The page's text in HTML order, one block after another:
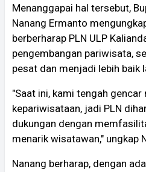
Menanggapai hal tersebut,
Nanang Ermanto
berberharap PLN ULP
pengembangan pariwisata,
pesat dan menjadi lebih baik
"Saat ini, kami tengah
kepariwisataan, jadi PLN
dukungan dengan
menarik wisatawan," ungkap
Nanang berharap, dengan